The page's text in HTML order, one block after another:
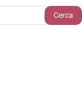
Cerca